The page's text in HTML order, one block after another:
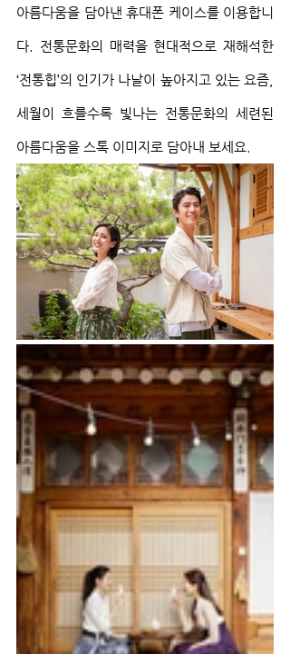
아름다움을 담아낸 휴대폰 케이스를 이용합니
다. 전통문화의 매력을 현대적으로 재해석한
‘전통힙’의 인기가 나날이 높아지고 있는 요즘,
세월이 흐를수록 빛나는 전통문화의 세련된
아름다움을 스톡 이미지로 담아내 보세요.